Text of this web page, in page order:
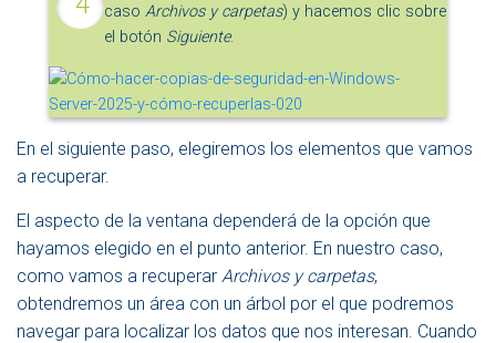
casoArchivos y carpetas) y hacemos clic sobre
el botón Siguiente.
En el siguiente paso, elegiremos los elementos que vamos
a recuperar.
El aspecto de la ventana dependerá de la opción que
hayamos elegido en el punto anterior. En nuestro caso,
como vamos a recuperar Archivos y carpetas,
obtendremos un área con un árbol por el que podremos
navegar para localizar los datos que nos interesan. Cuando